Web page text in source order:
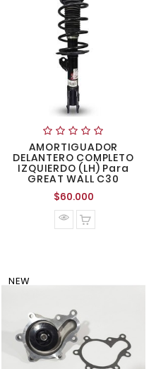
AMORTIGUADOR
DELANTERO COMPLETO
IZQUIERDO (LH) Para
GREAT WALL C30
$60.000Precio
normal
NEW